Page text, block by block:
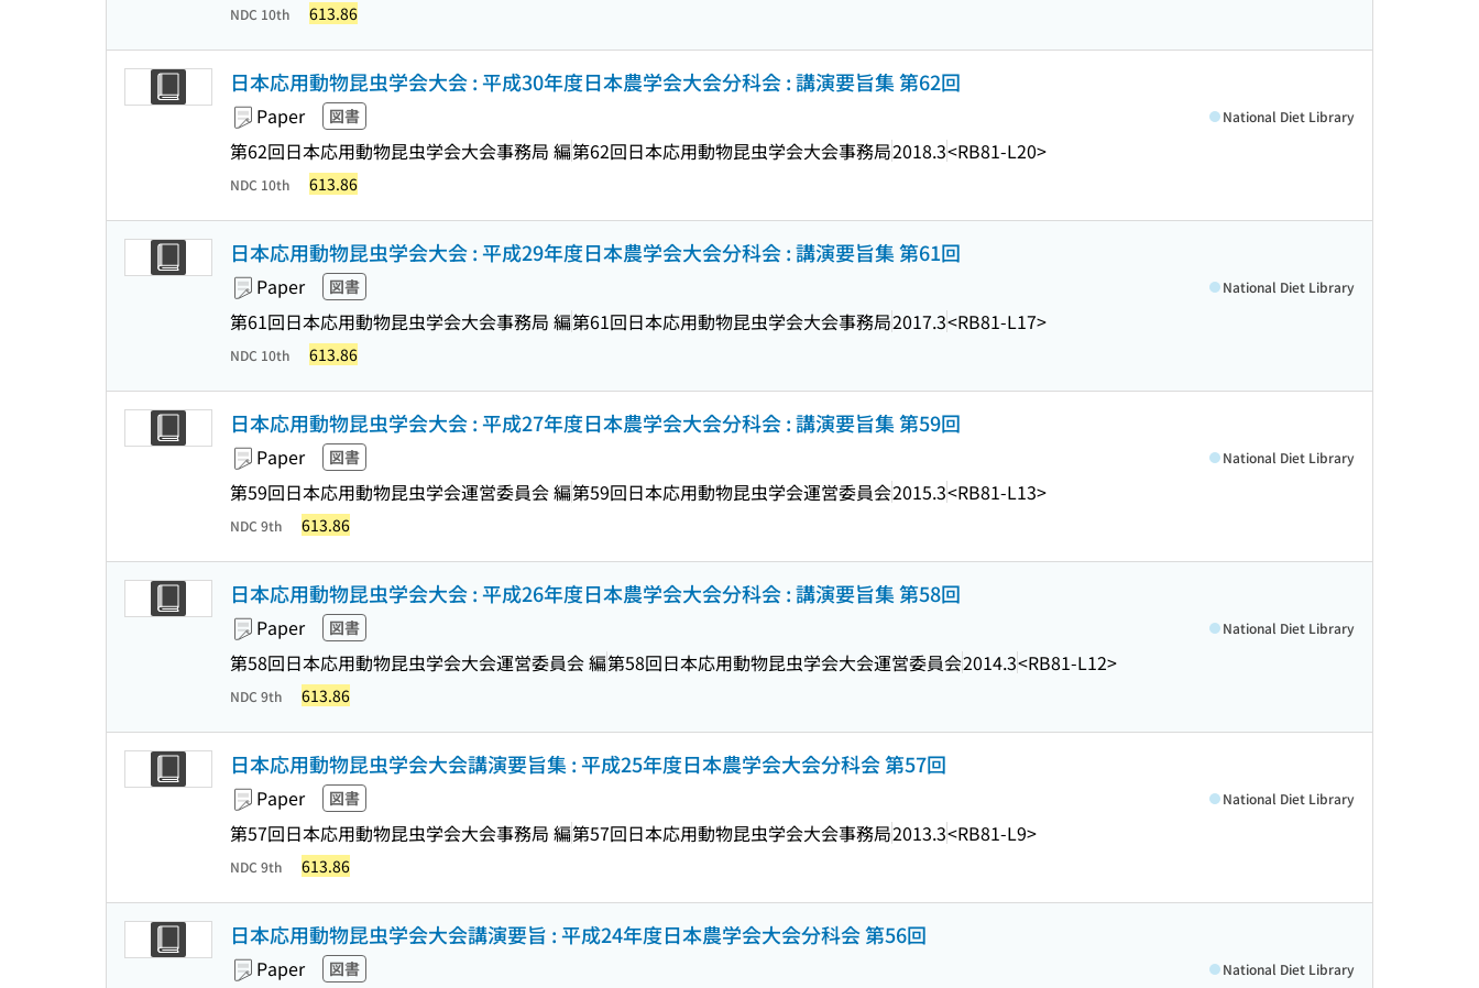
NDC 10th 613.86
日本応用動物昆虫学会大会 : 平成30年度日本農学会大会分科会 : 講演要旨集 第62回
Paper 図書
第62回日本応用動物昆虫学会大会事務局 編第62回日本応用動物昆虫学会大会事務局2018.3<RB81-L20>
National Diet Library
NDC 10th 613.86
日本応用動物昆虫学会大会 : 平成29年度日本農学会大会分科会 : 講演要旨集 第61回
Paper 図書
第61回日本応用動物昆虫学会大会事務局 編第61回日本応用動物昆虫学会大会事務局2017.3<RB81-L17>
National Diet Library
NDC 10th 613.86
日本応用動物昆虫学会大会 : 平成27年度日本農学会大会分科会 : 講演要旨集 第59回
Paper 図書
第59回日本応用動物昆虫学会運営委員会 編第59回日本応用動物昆虫学会運営委員会2015.3<RB81-L13>
National Diet Library
NDC 9th 613.86
日本応用動物昆虫学会大会 : 平成26年度日本農学会大会分科会 : 講演要旨集 第58回
Paper 図書
第58回日本応用動物昆虫学会大会運営委員会 編第58回日本応用動物昆虫学会大会運営委員会2014.3<RB81-L12>
National Diet Library
NDC 9th 613.86
日本応用動物昆虫学会大会講演要旨集 : 平成25年度日本農学会大会分科会 第57回
Paper 図書
第57回日本応用動物昆虫学会大会事務局 編第57回日本応用動物昆虫学会大会事務局2013.3<RB81-L9>
National Diet Library
NDC 9th 613.86
日本応用動物昆虫学会大会講演要旨 : 平成24年度日本農学会大会分科会 第56回
Paper 図書 National Diet Library